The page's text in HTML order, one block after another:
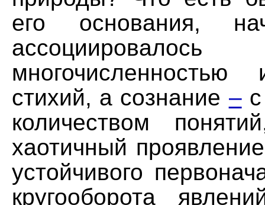
его основания,
многочисленностью
стихий, а сознание –с
количеством
хаотичный
устойчивого
кругооборота